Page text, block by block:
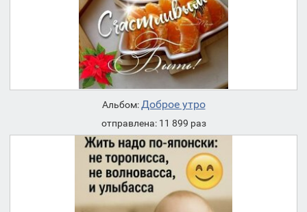
Альбом:Доброе утро
отправлена: 11 899 раз